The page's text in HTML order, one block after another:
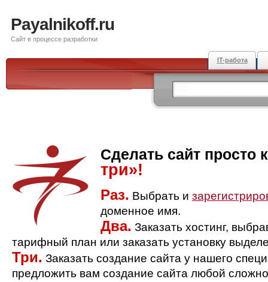
Payalnikoff.ru
Сайт в процессе разработки
IT-работа
Сделать сайт просто
три»!
Раз. Выбрать и
доменное имя.
Два. Заказать хостинг,
тарифный план или заказать установку
Три. Заказать создание сайта у нашего
предложить вам создание сайта любой